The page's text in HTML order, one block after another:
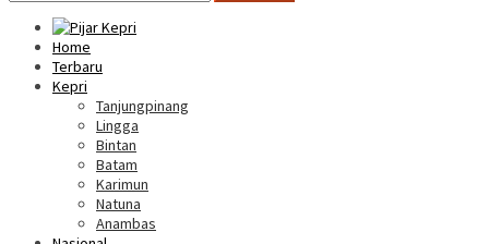
Home
Terbaru
Kepri
Tanjungpinang
Lingga
Bintan
Batam
Karimun
Natuna
Anambas